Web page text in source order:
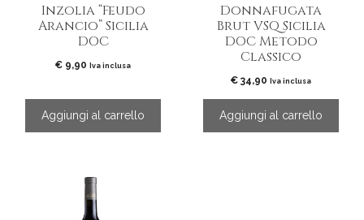
Inzolia “Feudo
Arancio” Sicilia
DOC
€ 9,90 Iva inclusa
Aggiungi al carrello
Donnafugata
Brut VSQ Sicilia
DOC Metodo
Classico
€ 34,90 Iva inclusa
Aggiungi al carrello